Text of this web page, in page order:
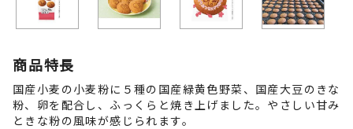
商品特長
国産小麦の小麦粉に５種の国産緑黄色野菜、国産大豆のきな
粉、卵を配合し、ふっくらと焼き上げました。やさしい甘み
ときな粉の風味が感じられます。